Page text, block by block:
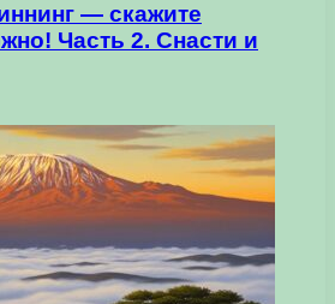
— скажите
Часть 2. Снасти и